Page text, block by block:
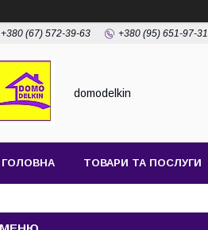
+380 (67) 572-39-63 +380 (95) 651-97-31
domodelkin
ГОЛОВНА ТОВАРИ ТА ПОСЛУГИ